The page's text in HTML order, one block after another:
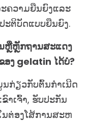
ຄວາມຍືນຍົງແລະ
ະຕິບັດແບບຍືນຍົງ.
ຫຼືຫຼັກຖານສະແດງ
ງ gelatin ໄດ້ບໍ?
ກ່ຽວກັບຕົ້ນກໍາເນີດ
າເຈົ້າ, ຮັບປະກັນ
ຕ່ອງໂສ້ການສະຫ